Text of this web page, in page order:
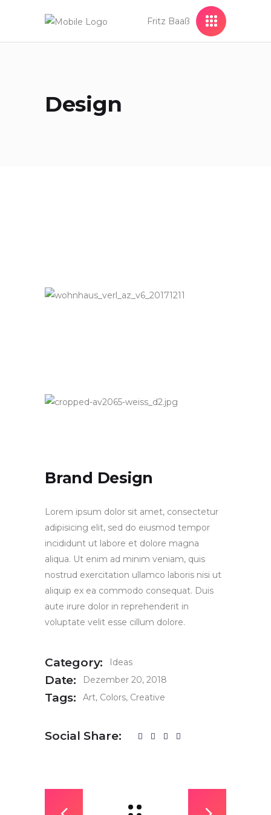
Fritz Baaß
Design
Brand Design
Lorem ipsum dolor sit amet, consectetur
adipisicing elit, sed do eiusmod tempor
incididunt ut labore et dolore magna
aliqua. Ut enim ad minim veniam, quis
nostrud exercitation ullamco laboris nisi ut
aliquip ex ea commodo consequat. Duis
aute irure dolor in reprehenderit in
voluptate velit esse cillum dolore.
Category: Ideas
Date: Dezember 20, 2018
Tags: Art Colors Creative
Social Share: